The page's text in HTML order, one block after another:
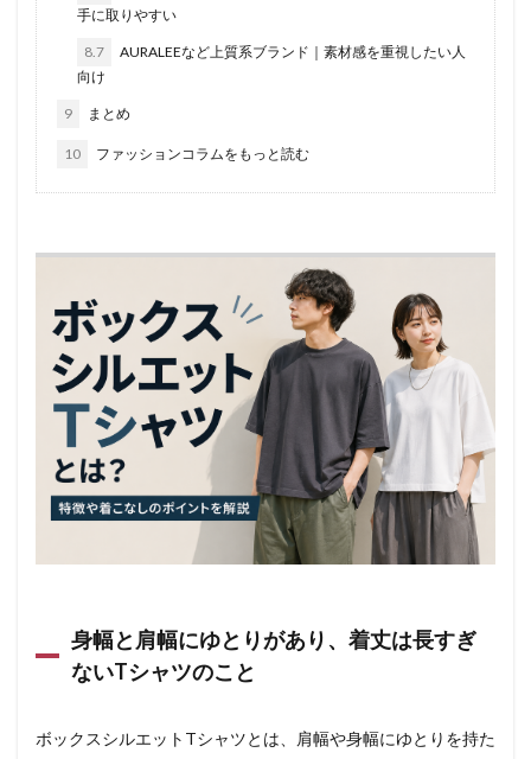
手に取りやすい
8.7
AURALEEなど上質系ブランド｜素材感を重視したい人
向け
9 まとめ
10 ファッションコラムをもっと読む
身幅と肩幅にゆとりがあり、着丈は長すぎ
ないTシャツのこと
ボックスシルエットTシャツとは、肩幅や身幅にゆとりを持た